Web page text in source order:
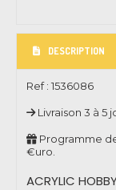
DESCRIPTION
Ref : 1536086
Livraison 3 à 5
Programme
€uro.
ACRYLIC